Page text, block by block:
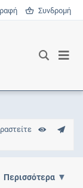
Συνδρομή
Περισσότερα